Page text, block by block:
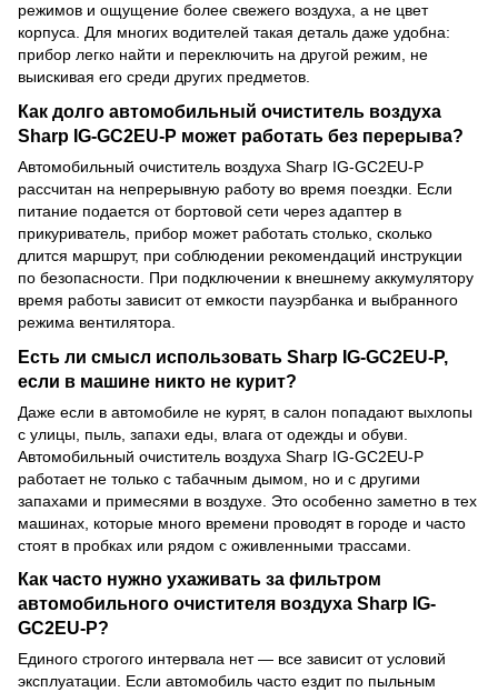
режимов и ощущение более свежего воздуха, а не цвет
корпуса. Для многих водителей такая деталь даже удобна:
прибор легко найти и переключить на другой режим, не
выискивая его среди других предметов.
Как долго автомобильный очиститель воздуха
Sharp IG-GC2EU-P может работать без перерыва?
Автомобильный очиститель воздуха Sharp IG-GC2EU-P
рассчитан на непрерывную работу во время поездки. Если
питание подается от бортовой сети через адаптер в
прикуриватель, прибор может работать столько, сколько
длится маршрут, при соблюдении рекомендаций инструкции
по безопасности. При подключении к внешнему аккумулятору
время работы зависит от емкости пауэрбанка и выбранного
режима вентилятора.
Есть ли смысл использовать Sharp IG-GC2EU-P,
если в машине никто не курит?
Даже если в автомобиле не курят, в салон попадают выхлопы
с улицы, пыль, запахи еды, влага от одежды и обуви.
Автомобильный очиститель воздуха Sharp IG-GC2EU-P
работает не только с табачным дымом, но и с другими
запахами и примесями в воздухе. Это особенно заметно в тех
машинах, которые много времени проводят в городе и часто
стоят в пробках или рядом с оживленными трассами.
Как часто нужно ухаживать за фильтром
автомобильного очистителя воздуха Sharp IG-
GC2EU-P?
Единого строгого интервала нет — все зависит от условий
эксплуатации. Если автомобиль часто ездит по пыльным